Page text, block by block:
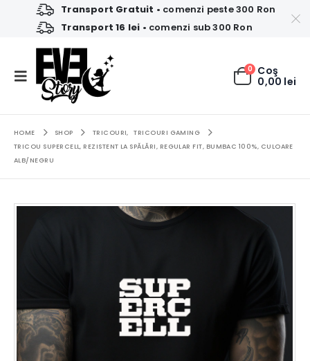
Transport Gratuit • comenzi peste 300 Ron
Transport 16 lei • comenzi sub 300 Ron
0 Coş
0,00 lei
HOME SHOP TRICOURI,
TRICOURI GAMING
TRICOU SUPERCELL, REZISTENT LA SPĂLĂRI, REGULAR FIT, BUMBAC 100%, CULOARE
ALB/NEGRU